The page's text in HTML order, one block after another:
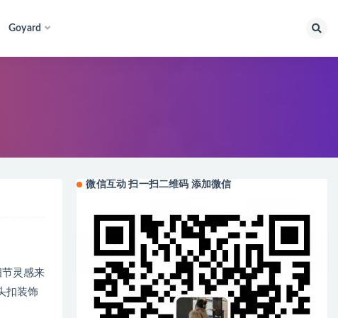
Goyard
灵感来
扣装饰
微信互动 扫一扫二维码 添加微信